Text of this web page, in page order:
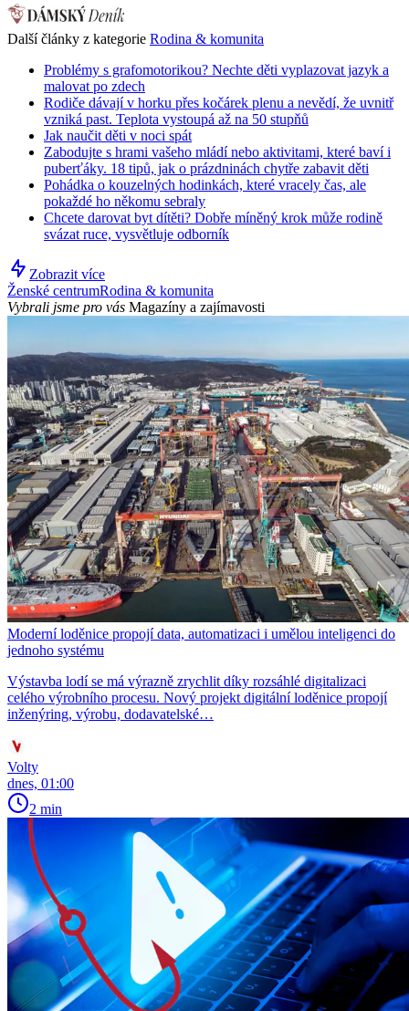
Další články z kategorie Rodina & komunita
Problémy s grafomotorikou? Nechte děti vyplazovat jazyk a
malovat po zdech
Rodiče dávají v horku přes kočárek plenu a nevědí, že uvnitř
vzniká past. Teplota vystoupá až na 50 stupňů
Jak naučit děti v noci spát
Zabodujte s hrami vašeho mládí nebo aktivitami, které baví i
puberťáky. 18 tipů, jak o prázdninách chytře zabavit děti
Pohádka o kouzelných hodinkách, které vracely čas, ale
pokaždé ho někomu sebraly
Chcete darovat byt dítěti? Dobře míněný krok může rodině
svázat ruce, vysvětluje odborník
Zobrazit více
Ženské centrumRodina & komunita
Vybrali jsme pro vás Magazíny a zajímavosti
Moderní loděnice propojí data, automatizaci i umělou inteligenci do
jednoho systému
Výstavba lodí se má výrazně zrychlit díky rozsáhlé digitalizaci
celého výrobního procesu. Nový projekt digitální loděnice propojí
inženýring, výrobu, dodavatelské…
Volty
dnes, 01:00
2 min